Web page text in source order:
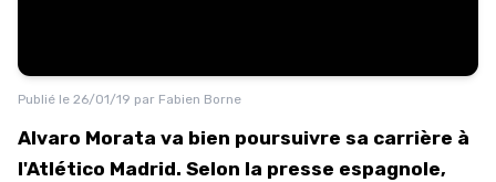
Publié le 26/01/19 par Fabien Borne
Alvaro Morata va bien poursuivre sa carrière à
l'Atlético Madrid. Selon la presse espagnole,